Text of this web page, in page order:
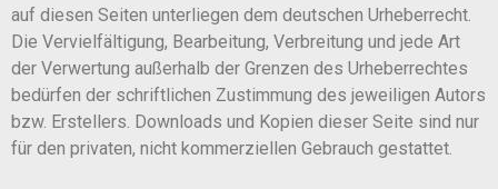
auf diesen Seiten unterliegen dem deutschen Urheberrecht.
Die Vervielfältigung, Bearbeitung, Verbreitung und jede Art
der Verwertung außerhalb der Grenzen des Urheberrechtes
bedürfen der schriftlichen Zustimmung des jeweiligen Autors
bzw. Erstellers. Downloads und Kopien dieser Seite sind nur
für den privaten, nicht kommerziellen Gebrauch gestattet.